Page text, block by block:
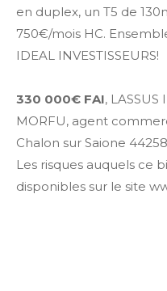
en duplex, un T5 de
750€/mois HC.
IDEAL INVESTISSEURS!
330 000€ FAI,
MORFU, agent
Chalon sur Saione
Les risques auquels ce
disponibles sur le site